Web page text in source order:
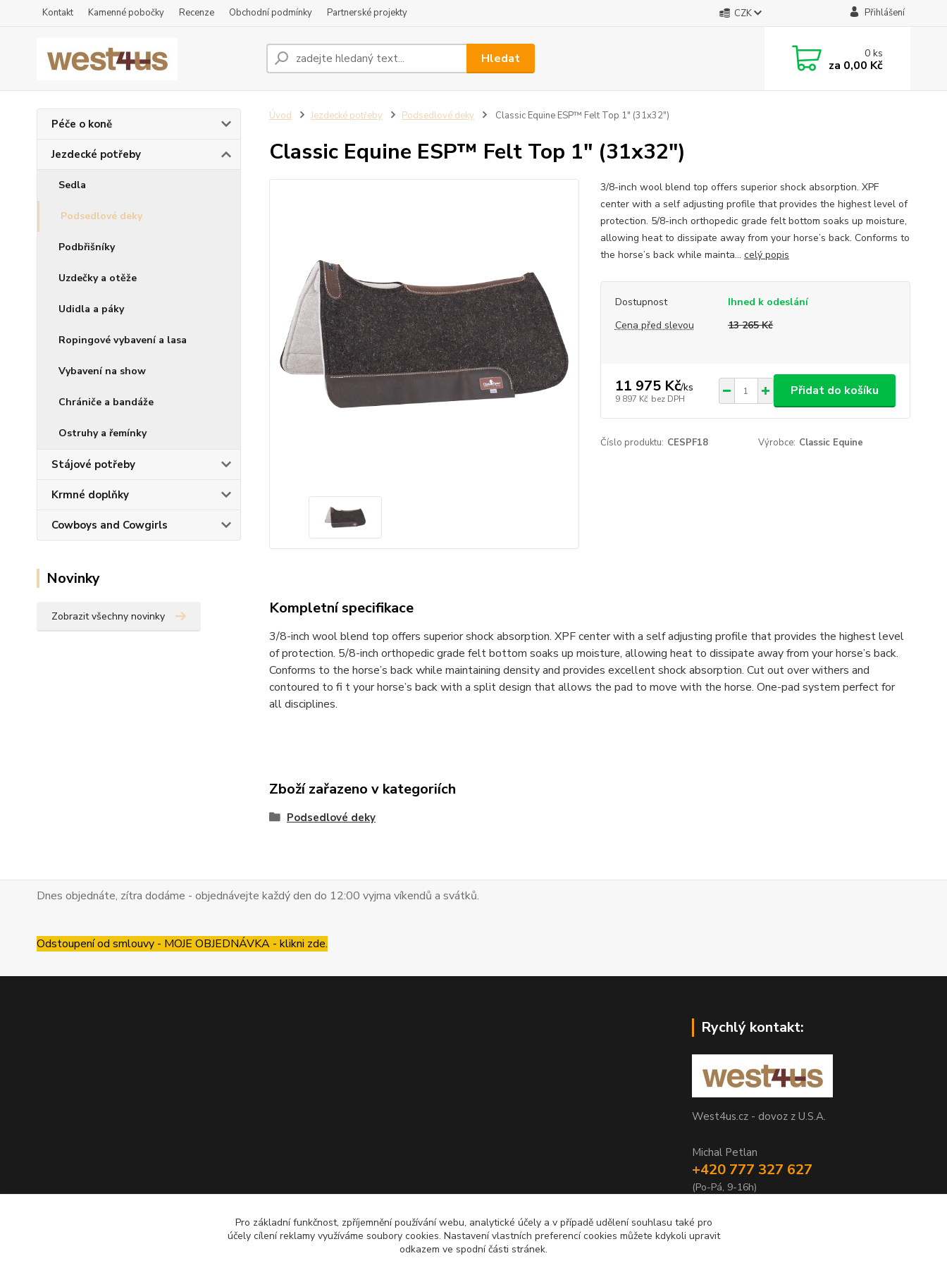
Kontakt Kamenné pobočky Recenze Obchodní podmínky Partnerské projekty CZK Přihlášení
Hledat 0ks
za 0,00 Kč
Péče o koně
Jezdecké potřeby
Sedla
Podsedlové deky
Podbřišníky
Uzdečky a otěže
Udidla a páky
Ropingové vybavení a lasa
Vybavení na show
Chrániče a bandáže
Ostruhy a řemínky
Stájové potřeby
Krmné doplňky
Cowboys and Cowgirls
Novinky
Zobrazit všechny novinky
Úvod Jezdecké potřeby Podsedlové deky Classic Equine ESP™ Felt Top 1" (31x32")
Classic Equine ESP™ Felt Top 1" (31x32")
3/8-inch wool blend top offers superior shock absorption. XPF
center with a self adjusting profile that provides the highest level of
protection. 5/8-inch orthopedic grade felt bottom soaks up moisture,
allowing heat to dissipate away from your horse’s back. Conforms to
the horse’s back while mainta... celý popis
Dostupnost
Ihned k odeslání
Cena před slevou
13 265 Kč
11 975 Kč/ks
9 897 Kč bez DPH
Přidat do košíku
Číslo produktu: CESPF18 Výrobce: Classic Equine
Kompletní specifikace
3/8-inch wool blend top offers superior shock absorption. XPF center with a self adjusting profile that provides the highest level
of protection. 5/8-inch orthopedic grade felt bottom soaks up moisture, allowing heat to dissipate away from your horse’s back.
Conforms to the horse’s back while maintaining density and provides excellent shock absorption. Cut out over withers and
contoured to fi t your horse’s back with a split design that allows the pad to move with the horse. One-pad system perfect for
all disciplines.
Zboží zařazeno v kategoriích
Podsedlové deky
Dnes objednáte, zítra dodáme - objednávejte každý den do 12:00 vyjma víkendů a svátků.
Odstoupení od smlouvy - MOJE OBJEDNÁVKA - klikni zde.
Rychlý kontakt:
West4us.cz - dovoz z U.S.A.
Michal Petlan
+420 777 327 627
(Po-Pá, 9-16h)
Pro základní funkčnost, zpříjemnění používání webu, analytické účely a v případě udělení souhlasu také pro
účely cílení reklamy využíváme soubory cookies. Nastavení vlastních preferencí cookies můžete kdykoli upravit
odkazem ve spodní části stránek.